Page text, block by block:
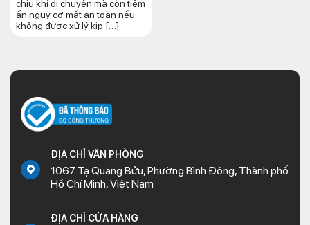
chịu khi di chuyển mà còn tiềm
ẩn nguy cơ mất an toàn nếu
không được xử lý kịp […]
ĐỊA CHỈ VĂN PHÒNG
1067 Tạ Quang Bửu, Phường Bình Đông, Thành phố
Hồ Chí Minh, Việt Nam
ĐỊA CHỈ CỬA HÀNG